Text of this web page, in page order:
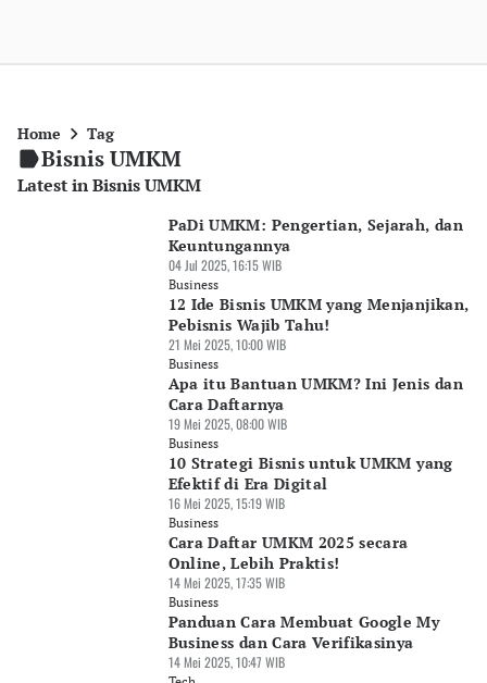
Home Tag
Bisnis UMKM
Latest in Bisnis UMKM
PaDi UMKM: Pengertian, Sejarah, dan
Keuntungannya
04 Jul 2025, 16:15 WIB
Business
12 Ide Bisnis UMKM yang Menjanjikan,
Pebisnis Wajib Tahu!
21 Mei 2025, 10:00 WIB
Business
Apa itu Bantuan UMKM? Ini Jenis dan
Cara Daftarnya
19 Mei 2025, 08:00 WIB
Business
10 Strategi Bisnis untuk UMKM yang
Efektif di Era Digital
16 Mei 2025, 15:19 WIB
Business
Cara Daftar UMKM 2025 secara
Online, Lebih Praktis!
14 Mei 2025, 17:35 WIB
Business
Panduan Cara Membuat Google My
Business dan Cara Verifikasinya
14 Mei 2025, 10:47 WIB